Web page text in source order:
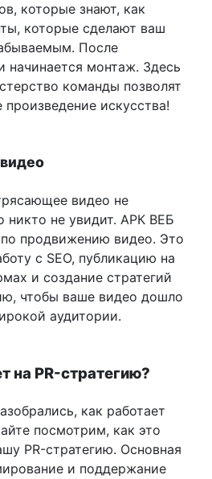
которые знают, как
которые сделают ваш
После
начинается монтаж. Здесь
команды позволят
искусства!
видео не
никто не увидит. АРК ВЕБ
по продвижению видео. Это
с SEO, публикацию на
и создание стратегий
чтобы ваше видео дошло
аудитории.
на PR-стратегию?
как работает
посмотрим, как это
PR-стратегию. Основная
и поддержание